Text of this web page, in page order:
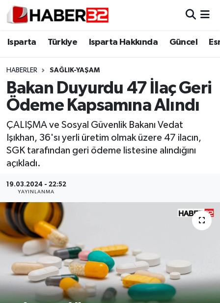
Isparta Türkiye Isparta Hakkında Güncel
HABERLER SAĞLIK-YAŞAM
Bakan Duyurdu 47 İlaç Geri
Ödeme Kapsamına Alındı
ÇALIŞMA ve Sosyal Güvenlik Bakanı Vedat
Işıkhan, 36'sı yerli üretim olmak üzere 47 ilacın,
SGK tarafından geri ödeme listesine alındığını
açıkladı.
19.03.2024 - 22:52
YAYINLANMA
Isparta
Esnaf Diyor ki;
ASAYİŞ
BİLİM VE TEKNOLOJİ
EĞİTİM
GENEL
Güncel
HABERDE İNSAN
İlginç
KÜLTÜR SANAT
Isparta Nöbetçi Eczaneler
Isparta Trafik Yoğunluk Haritası
Süper Lig Puan Durumu ve Fikstür
Tüm Manşetler
Son Dakika Haberleri
Haber Arşivi